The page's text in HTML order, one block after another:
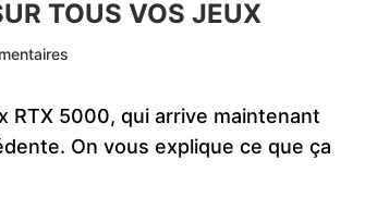
TOUS VOS JEUX
RTX 5000, qui arrive maintenant
On vous explique ce que ça